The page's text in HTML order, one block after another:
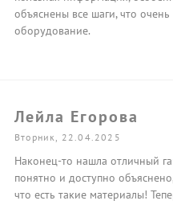
объяснены все шаги, что очень
оборудование.
Лейла Егорова
Вторник, 22.04.2025
Наконец-то нашла отличный
понятно и доступно
что есть такие материалы!